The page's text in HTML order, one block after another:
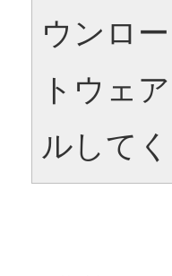
ウンロ
トウェ
ルしてく